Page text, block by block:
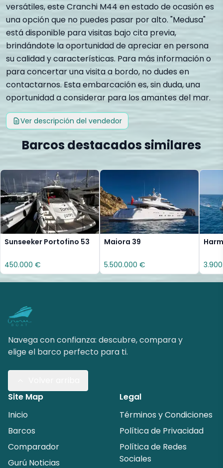
versátiles, este Cranchi M44 en estado de ocasión es
una opción que no puedes pasar por alto. "Medusa"
está disponible para visitas bajo cita previa,
brindándote la oportunidad de apreciar en persona
su calidad y características. Para más información o
para concertar una visita a bordo, no dudes en
contactarnos. Esta embarcación es, sin duda, una
oportunidad a considerar para los amantes del mar.
Ver descripción del vendedor
Barcos destacados similares
Sunseeker Portofino 53
450.000 €
Maiora 39
5.500.000 €
Navega con confianza: descubre, compara y
elige el barco perfecto para ti.
Site Map
Inicio
Barcos
Comparador
Gurú Noticias
Legal
Términos y Condiciones
Política de Privacidad
Política de Redes
Sociales